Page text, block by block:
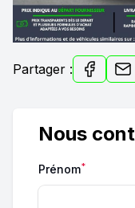
Partager :
Nous
Prénom*